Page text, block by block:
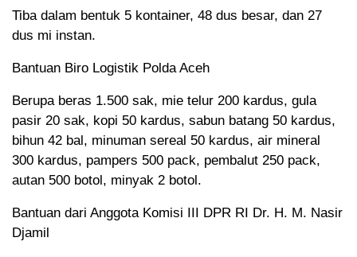
Tiba dalam bentuk 5 kontainer, 48 dus besar, dan 27
dus mi instan.
Bantuan Biro Logistik Polda Aceh
Berupa beras 1.500 sak, mie telur 200 kardus, gula
pasir 20 sak, kopi 50 kardus, sabun batang 50 kardus,
bihun 42 bal, minuman sereal 50 kardus, air mineral
300 kardus, pampers 500 pack, pembalut 250 pack,
autan 500 botol, minyak 2 botol.
Bantuan dari Anggota Komisi III DPR RI Dr. H. M. Nasir
Djamil